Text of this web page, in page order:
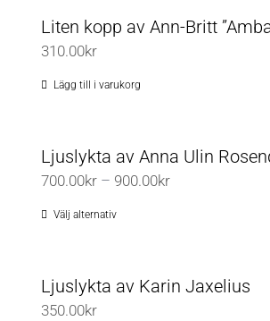
Liten kopp av Ann-Britt
310.00kr
Lägg till i varukorg
Ljuslykta av Anna Ulin
700.00kr – 900.00krPrisintervall:
Välj alternativDen
har
Ljuslykta av Karin Jaxelius
350.00kr